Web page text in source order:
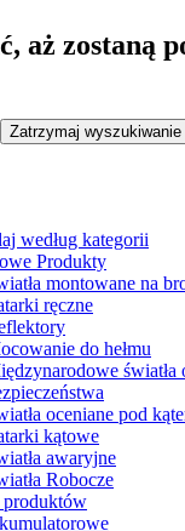
aż zostaną
Zatrzymaj wyszukiwanie
według kategorii
Produkty
montowane na
ręczne
do hełmu
światła
oceniane pod
kątowe
awaryjne
Robocze
produktów